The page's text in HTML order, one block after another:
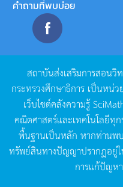
คำถามที่พบบ่อย
สถาบันส่งเสริมการสอนวิ
กระทรวงศึกษาธิการ เป็นหน่ว
เว็บไซต์คลังความรู้
คณิตศาสตร์และเทคโนโลยีทุ
พื้นฐานเป็นหลัก หากท่านพ
ทรัพย์สินทางปัญญาปรากฏอยู่ใ
การแก้ปัญห